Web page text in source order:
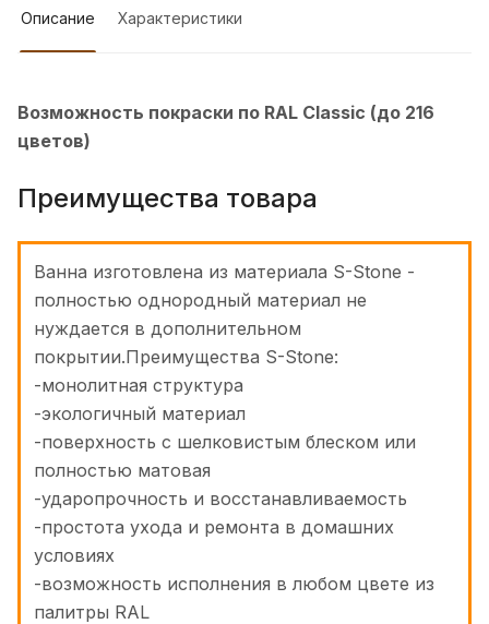
Описание Характеристики
Возможность покраски по RAL Classic (до 216
цветов)
Преимущества товара
Ванна изготовлена из материала S-Stone -
полностью однородный материал не
нуждается в дополнительном
покрытии.Преимущества S-Stone:
-монолитная структура
-экологичный материал
-поверхность с шелковистым блеском или
полностью матовая
-ударопрочность и восстанавливаемость
-простота ухода и ремонта в домашних
условиях
-возможность исполнения в любом цвете из
палитры RAL